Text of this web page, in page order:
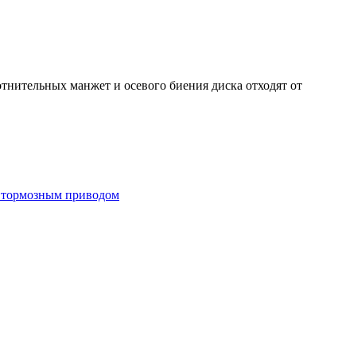
манжет и осевого биения диска отходят от
тормозным приводом